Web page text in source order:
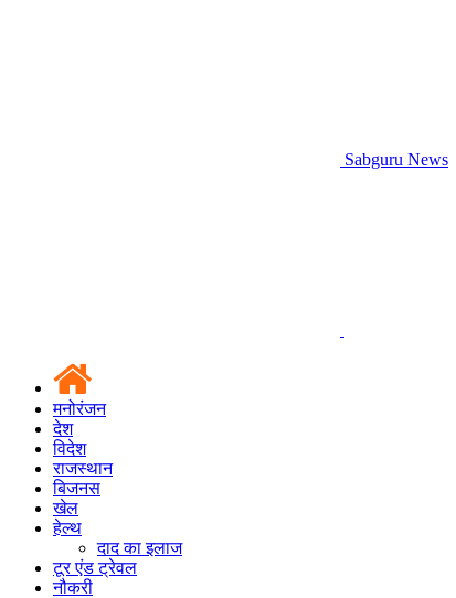
Sabguru News
मनोरंजन
देश
विदेश
राजस्थान
बिजनस
खेल
हेल्थ
दाद का इलाज
टूर एंड ट्रेवल
नौकरी